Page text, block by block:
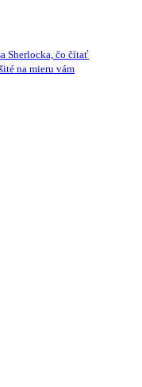
Sherlocka, čo čítať
na mieru vám